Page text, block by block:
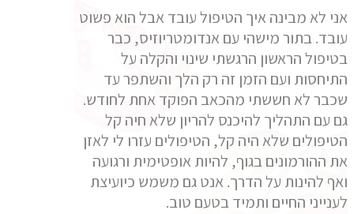
אני לא מבינה איך הטיפול עובד אבל הוא פשוט
עובד. בתור מישהי עם אנדומטריוזיס, כבר
בטיפול הראשון הרגשתי שינוי והקלה על
התיחסות ועם הזמן זה רק הלך והשתפר עד
שכבר לא חששתי מהכאב הפוקד אחת לחודש.
גם עם התהליך להיכנס להריון שלא חיה קל
הטיפולים שלא היה קל, הטיפולים עזרו לי לאזן
את ההורמונים בגוף, להיות אופטימית ורגועה
ואף להינות על הדרך. אנט גם משמש כיועיצת
לענייני החיים ותמיד בטעם טוב.